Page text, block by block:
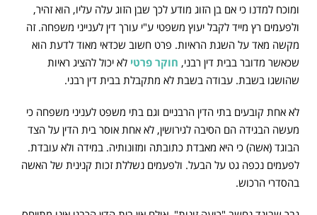
ומוכח למדנו כי אם בן הזוג מודע לכך שבן הזוג עלה עליו, הוא זהיר,
ולפעמים רץ מייד לקבל יעוץ משפטי ע"י עורך דין לענייני משפחה. זה
מקשה מאד על השגת הראיות. פרט חשוב שכדאי מאוד לדעת הוא
שכאשר מדובר בבית דין רבני, חוקר פרטי לא יכול להציג ראיות
שהושגו בשבת. עבודה בשבת לא מתקבלת בבית דין רבני.
לא אחת קובעים בתי הדין הרבניים וגם בתי משפט לעניני משפחה כי
מעשה הבגידה הם הסיבה לגירושין, לא אחת אוסר בית הדין על הצד
הבוגד (אשה) כי היא מאבדת כתובתה ומזונותיה. במידה ולא עובדת.
לפעמים נכפה גט על הבעל. ולפעמים נשללת זכות קנינית של האשה
בהסדרי הרכוש.